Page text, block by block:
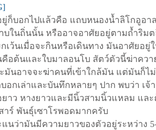
ก็บอกไปแล้วคือ แถบหนองน้ำลิโกอูอ
บในถิ่นนั้น หรืออาจอาศัยอยู่ตามถ้ำริม
เว้นเมื่อจะกินหรือเดินทาง มันอาศัยอ
อต้นและใบมาลอนโบ สัตว์ตัวนี้ฆ่าคว
มันอาจจะฆ่าคนที่เข้าใกล้มัน แต่มันก็ไ
อกเล่าและบันทึกหลายๆ ปาก พบว่า เ
าว หางยาวและมีนิ้วสามนิ้วแหลม แล
าร์ พันธุ์เซาโรพอดมากครับ
นว่ามันมีความยาวของตัวอยู่ระหว่าง